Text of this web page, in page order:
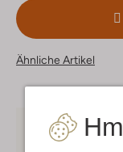
Ähnliche Artikel
Kostenloser